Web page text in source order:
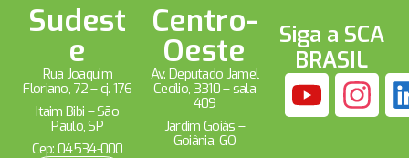
Sudest
e
Rua Joaquim
Floriano, 72 – cj. 176
Itaim Bibi – São
Paulo, SP
Cep: 04534-000
Centro-
Oeste
Av. Deputado Jamel
Cecílio, 3310 – sala
409
Jardim Goiás –
Goiânia, GO
Siga a SCA
BRASIL